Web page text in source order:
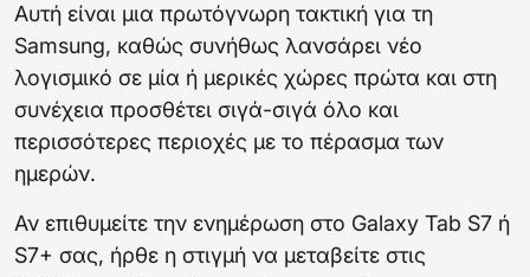
Αυτή είναι μια πρωτόγνωρη τακτική για τη
Samsung, καθώς συνήθως λανσάρει νέο
λογισμικό σε μία ή μερικές χώρες πρώτα και στη
συνέχεια προσθέτει σιγά-σιγά όλο και
περισσότερες περιοχές με το πέρασμα των
ημερών.
Αν επιθυμείτε την ενημέρωση στο Galaxy Tab S7 ή
S7+ σας, ήρθε η στιγμή να μεταβείτε στις